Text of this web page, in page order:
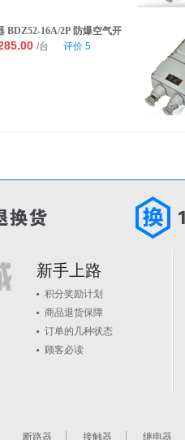
BDZ52-16A/2P 防爆空气开
/台 评价 5
新手上路
积分奖励计划
商品退货保障
订单的几种状态
顾客必读
断路器 接触器 继电器